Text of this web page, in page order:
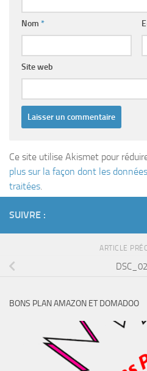
Nom *
Site web
Ce site utilise Akismet pour
plus sur la façon dont les
traitées.
SUIVRE :
ARTICLE
BONS PLAN AMAZON ET DOMADOO